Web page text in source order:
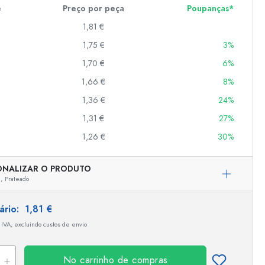
Preço por peça
Poupanças*
1,81 €
1,75 €
3%
1,70 €
6%
1,66 €
8%
1,36 €
24%
1,31 €
27%
1,26 € 30%
O PRODUTO
Prateado
1,81 €
excluindo custos de envio
No carrinho de compras